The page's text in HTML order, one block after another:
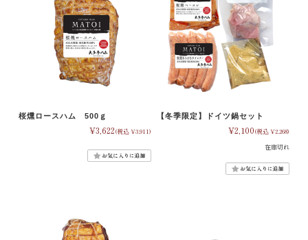
桜燻ロースハム 500ｇ
¥3,622(税込 ¥3,911)
【冬季限定】ドイツ鍋セット
¥2,100(税込 ¥2,268)
在庫切れ